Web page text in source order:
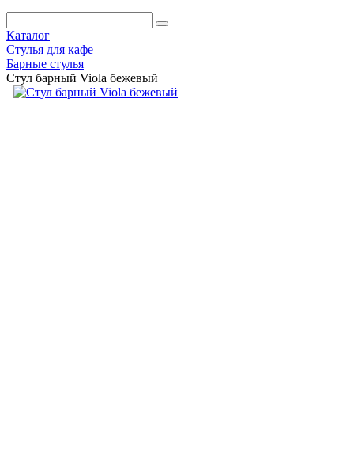
Каталог
Стулья для кафе
Барные стулья
Стул барный Viola бежевый